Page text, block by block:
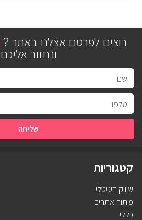
רוצים לפרסם אצלנו באתר ?
ונחזור אליכם
שליחה
קטגוריות
שיווק דיגיטלי
פיתוח אתרים
כללי